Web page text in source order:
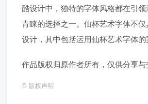
酷设计中，独特的字体风格都在引
青睐的选择之一。仙杯艺术字体不
设计，其中包括运用仙杯艺术字体
作品版权归原作者所有，仅供分享
© 版权声明